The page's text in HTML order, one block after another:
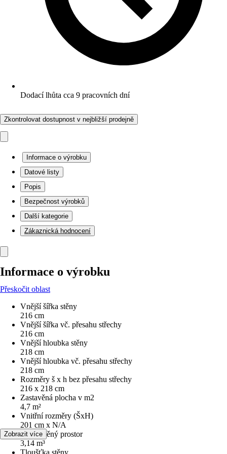
Dodací lhůta cca 9 pracovních dní
Zkontrolovat dostupnost v nejbližší prodejně
Informace o výrobku
Datové listy
Popis
Bezpečnost výrobků
Další kategorie
Zákaznická hodnocení
Informace o výrobku
Přeskočit oblast
Vnější šířka stěny
216 cm
Vnější šířka vč. přesahu střechy
216 cm
Vnější hloubka stěny
218 cm
Vnější hloubka vč. přesahu střechy
218 cm
Rozměry š x h bez přesahu střechy
216 x 218 cm
Zastavěná plocha v m2
4,7 m²
Vnitřní rozměry (ŠxH)
201 cm x N/A
Obestavěný prostor
3,14 m³
Tloušťka stěny
Zobrazit více